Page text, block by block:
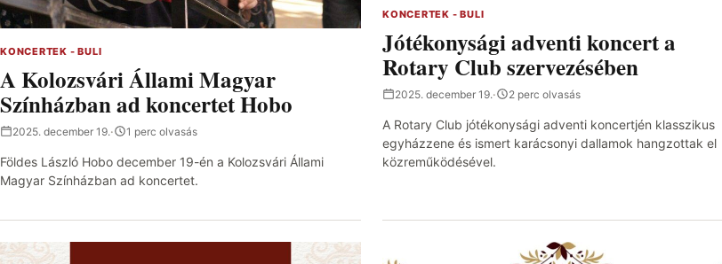
KONCERTEK - BULI
A Kolozsvári Állami Magyar
Színházban ad koncertet Hobo
2025. december 19.· 1 perc olvasás
Földes László Hobo december 19-én a Kolozsvári Állami
Magyar Színházban ad koncertet.
KONCERTEK - BULI
Jótékonysági adventi koncert a
Rotary Club szervezésében
2025. december 19.· 2 perc olvasás
A Rotary Club jótékonysági adventi koncertjén klasszikus
egyházzene és ismert karácsonyi dallamok hangzottak el
közreműködésével.